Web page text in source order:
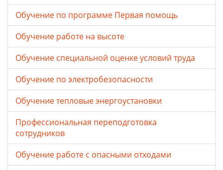
Обучение по программе Первая помощь
Обучение работе на высоте
Обучение специальной оценке условий труда
Обучение по электробезопасности
Обучение тепловые энергоустановки
Профессиональная переподготовка
сотрудников
Обучение работе с опасными отходами